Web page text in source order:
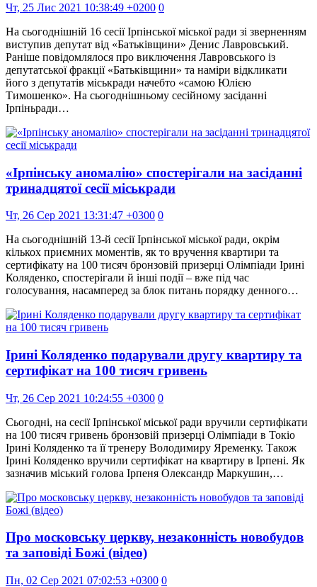
Чт, 25 Лис 2021 10:38:49 +0200 0
На сьогоднішній 16 сесії Ірпінської міської ради зі зверненням
виступив депутат від «Батьківщини» Денис Лавровський.
Раніше повідомлялося про виключення Лавровського із
депутатської фракції «Батьківщини» та наміри відкликати
його з депутатів міськради начебто «самою Юлією
Тимошенко». На сьогоднішньому сесійному засіданні
Ірпіньради…
«Ірпінську аномалію» спостерігали на засіданні
тринадцятої сесії міськради
Чт, 26 Сер 2021 13:31:47 +0300 0
На сьогоднішній 13-й сесії Ірпінської міської ради, окрім
кількох приємних моментів, як то вручення квартири та
сертифікату на 100 тисяч бронзовій призерці Олімпіади Ірині
Коляденко, спостерігали й інші події – вже під час
голосування, насамперед за блок питань порядку денного…
Ірині Коляденко подарували другу квартиру та
сертифікат на 100 тисяч гривень
Чт, 26 Сер 2021 10:24:55 +0300 0
Сьогодні, на сесії Ірпінської міської ради вручили сертифікати
на 100 тисяч гривень бронзовій призерці Олімпіади в Токіо
Ірині Коляденко та її тренеру Володимиру Яременку. Також
Ірині Коляденко вручили сертифікат на квартиру в Ірпені. Як
зазначив міський голова Ірпеня Олександр Маркушин,…
Про московську церкву, незаконність новобудов
та заповіді Божі (відео)
Пн, 02 Сер 2021 07:02:53 +0300 0